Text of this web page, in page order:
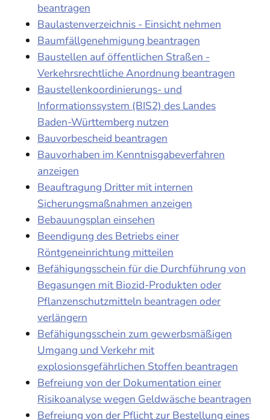
beantragen
Baulastenverzeichnis - Einsicht nehmen
Baumfällgenehmigung beantragen
Baustellen auf öffentlichen Straßen -
Verkehrsrechtliche Anordnung beantragen
Baustellenkoordinierungs- und
Informationssystem (BIS2) des Landes
Baden-Württemberg nutzen
Bauvorbescheid beantragen
Bauvorhaben im Kenntnisgabeverfahren
anzeigen
Beauftragung Dritter mit internen
Sicherungsmaßnahmen anzeigen
Bebauungsplan einsehen
Beendigung des Betriebs einer
Röntgeneinrichtung mitteilen
Befähigungsschein für die Durchführung von
Begasungen mit Biozid-Produkten oder
Pflanzenschutzmitteln beantragen oder
verlängern
Befähigungsschein zum gewerbsmäßigen
Umgang und Verkehr mit
explosionsgefährlichen Stoffen beantragen
Befreiung von der Dokumentation einer
Risikoanalyse wegen Geldwäsche beantragen
Befreiung von der Pflicht zur Bestellung eines